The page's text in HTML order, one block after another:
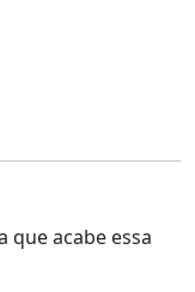
que acabe essa